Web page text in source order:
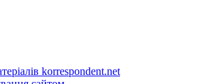
korrespondent.net